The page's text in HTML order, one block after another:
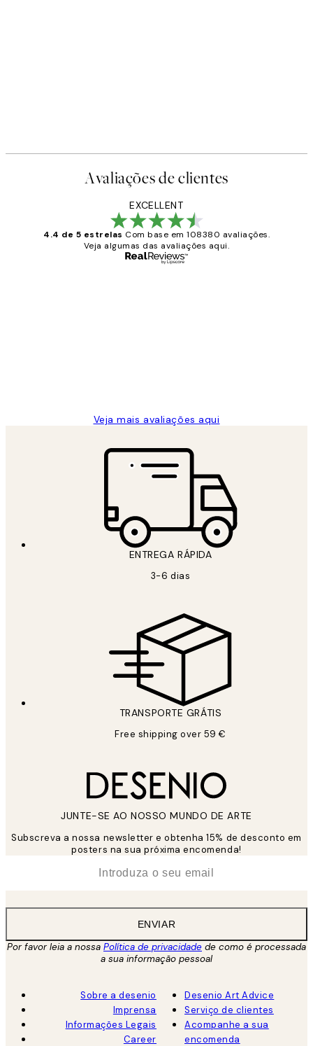
Avaliações de clientes
EXCELLENT
4.4 de 5 estrelas Com base em 108380 avaliações.
Veja algumas das avaliações aqui.
Veja mais avaliações aqui
ENTREGA RÁPIDA
3-6 dias
TRANSPORTE GRÁTIS
Free shipping over 59 €
JUNTE-SE AO NOSSO MUNDO DE ARTE
Subscreva a nossa newsletter e obtenha 15% de desconto em
posters na sua próxima encomenda!
ENVIAR
Por favor leia a nossa Política de privacidade de como é processada
a sua informação pessoal
Sobre a desenio
Imprensa
Informações Legais
Career
Desenio Art Advice
Serviço de clientes
Acompanhe a sua
encomenda